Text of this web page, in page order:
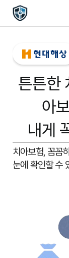
튼튼한
아
내게
치아보험, 꼼꼼
눈에 확인할 수